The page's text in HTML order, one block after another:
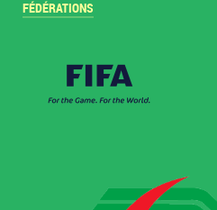
FÉDÉRATIONS